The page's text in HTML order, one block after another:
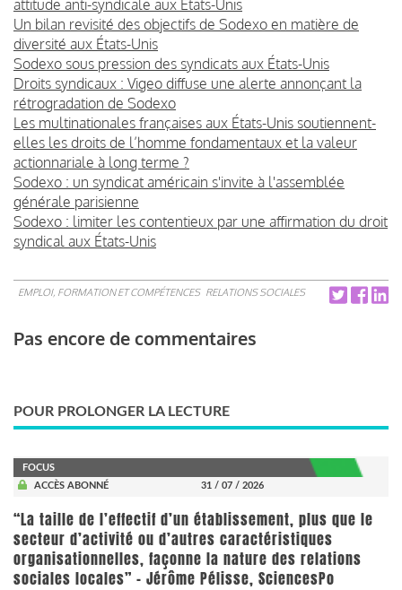
attitude anti-syndicale aux États-Unis
Un bilan revisité des objectifs de Sodexo en matière de
diversité aux États-Unis
Sodexo sous pression des syndicats aux États-Unis
Droits syndicaux : Vigeo diffuse une alerte annonçant la
rétrogradation de Sodexo
Les multinationales françaises aux États-Unis soutiennent-
elles les droits de l’homme fondamentaux et la valeur
actionnariale à long terme ?
Sodexo : un syndicat américain s'invite à l'assemblée
générale parisienne
Sodexo : limiter les contentieux par une affirmation du droit
syndical aux États-Unis
EMPLOI, FORMATION ET COMPÉTENCES RELATIONS SOCIALES
Pas encore de commentaires
POUR PROLONGER LA LECTURE
FOCUS
ACCÈS ABONNÉ
31 / 07 / 2026
“La taille de l’effectif d’un établissement, plus que le
secteur d’activité ou d’autres caractéristiques
organisationnelles, façonne la nature des relations
sociales locales” - Jérôme Pélisse, SciencesPo